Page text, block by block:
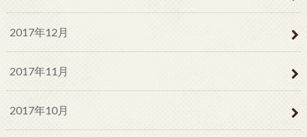
2017年12月
2017年11月
2017年10月